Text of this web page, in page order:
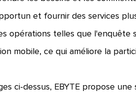
et fournir des services
opérations telles que l'enquête
mobile, ce qui améliore la
ci-dessus, EBYTE propose